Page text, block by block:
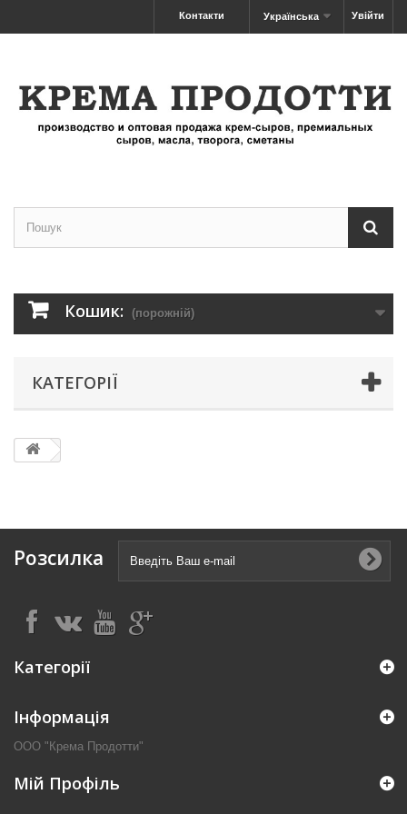
Увійти
Українська
Контакти
Кошик: (порожній)
КАТЕГОРІЇ
Розсилка
Категорії
Інформація
ООО "Крема Продотти"
Мій Профіль